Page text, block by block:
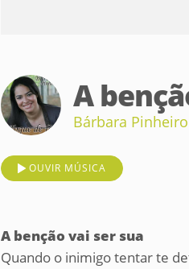
A
Bárbara Pinheiro
OUVIR MÚSICA
A benção vai ser sua
Quando o inimigo tentar te